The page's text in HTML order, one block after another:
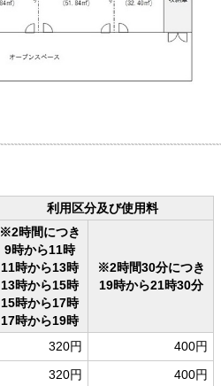
利用区分及び使用料
※2時間につき
9時から11時
11時から13時
13時から15時
15時から17時
17時から19時
※2時間30分につき
19時から21時30分
320円
400円
320円
400円